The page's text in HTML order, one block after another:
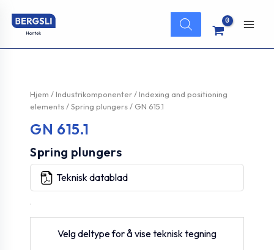
rett
innholdet
Products
search
Hjem / Industrikomponenter/ Indexing and positioning
elements/Spring plungers/ GN 615.1
GN 615.1
Spring plungers
Teknisk datablad
Velg deltype for å vise teknisk tegning